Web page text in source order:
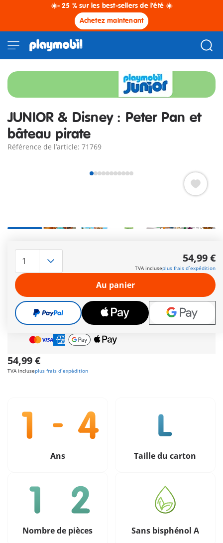
☀️- 25 % sur les best-sellers de l'été ☀️
Achetez maintenant
JUNIOR & Disney : Peter Pan et
bâteau pirate
Référence de l’article: 71769
+6
compagnie de Peter Pan et du Capitaine Crochet à bord de
leur incroyable navire pirate. Comprend Peter Pan, Capitaine
Crochet et des accessoires.
Autres informations
Cadeauincroyable offert dès 35 € d’achat!
Livraison gratuite
pour toute commande dès60 €
Paiement sécuriséet flexible
54,99 €
TVA incluseplus frais d´expédition
54,99 €
TVA incluseplus frais d´expédition
Au panier
Ans Taille du carton
Nombre de pièces Sans bisphénol A